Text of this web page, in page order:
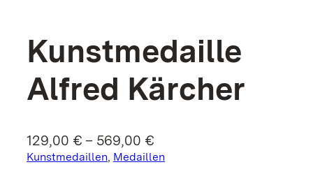
Kunst­medaille
Alfred Kärcher
129,00 € – 569,00 €
129,00 €
Kunstmedaillen, Medaillen